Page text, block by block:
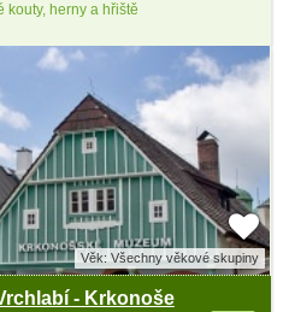
kouty, herny a hřiště
Věk: Všechny věkové skupiny
- Krkonoše